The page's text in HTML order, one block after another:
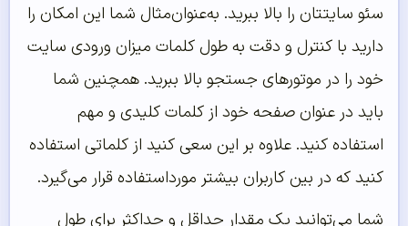
سئو سایتتان را بالا ببرید. به‌عنوان‌مثال شما این امکان را
دارید با کنترل و دقت به طول کلمات میزان ورودی سایت
خود را در موتورهای جستجو بالا ببرید. همچنین شما
باید در عنوان صفحه خود از کلمات کلیدی و مهم
استفاده کنید. علاوه بر این سعی کنید از کلماتی استفاده
کنید که در بین کاربران بیشتر مورداستفاده قرار می‌گیرد.
شما می‌توانید یک مقدار حداقل و حداکثر برای طول